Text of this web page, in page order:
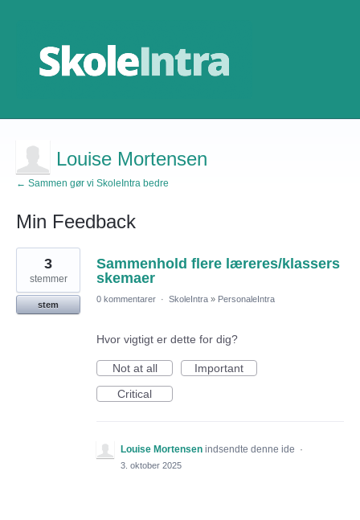
Louise Mortensen
← Sammen gør vi SkoleIntra bedre
Min Feedback
2
resultater
fundet
Sammenhold flere læreres/klassers
skemaer
3
stemmer
stem
0 kommentarer · SkoleIntra » PersonaleIntra
Hvor vigtigt er dette for dig?
Not at all
Important
Critical
Louise Mortensen indsendte denne ide ·
3. oktober 2025